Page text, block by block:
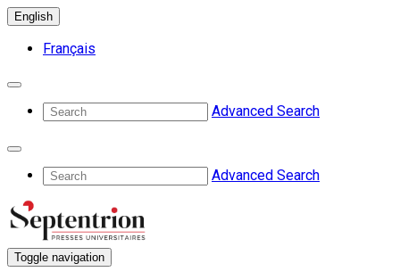
English
Français
Advanced Search
Advanced Search
Toggle navigation